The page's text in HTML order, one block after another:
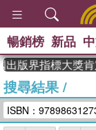
暢銷榜 新品
版界指標大獎肯
搜尋結果/
ISBN：